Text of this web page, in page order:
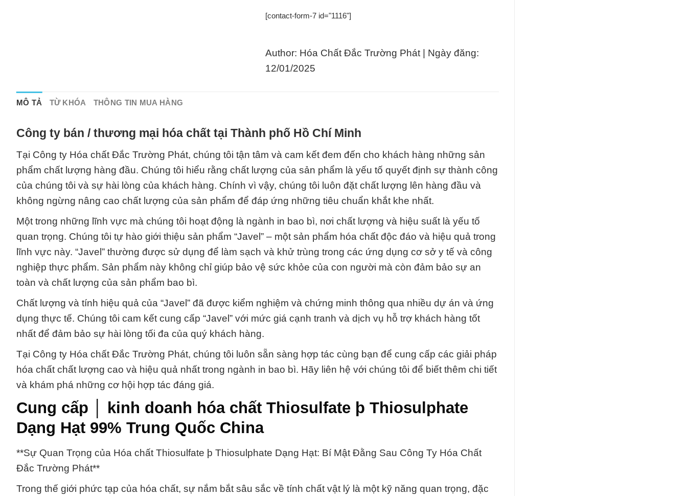
[contact-form-7 id="1116"]
Author: Hóa Chất Đắc Trường Phát | Ngày đăng:
12/01/2025
MÔ TẢ TỪ KHÓA THÔNG TIN MUA HÀNG
Công ty bán / thương mại hóa chất tại Thành phố Hồ Chí Minh
Tại Công ty Hóa chất Đắc Trường Phát, chúng tôi tận tâm và cam kết đem đến cho khách hàng những sản
phẩm chất lượng hàng đầu. Chúng tôi hiểu rằng chất lượng của sản phẩm là yếu tố quyết định sự thành công
của chúng tôi và sự hài lòng của khách hàng. Chính vì vậy, chúng tôi luôn đặt chất lượng lên hàng đầu và
không ngừng nâng cao chất lượng của sản phẩm để đáp ứng những tiêu chuẩn khắt khe nhất.
Một trong những lĩnh vực mà chúng tôi hoạt động là ngành in bao bì, nơi chất lượng và hiệu suất là yếu tố
quan trọng. Chúng tôi tự hào giới thiệu sản phẩm “Javel” – một sản phẩm hóa chất độc đáo và hiệu quả trong
lĩnh vực này. “Javel” thường được sử dụng để làm sạch và khử trùng trong các ứng dụng cơ sở y tế và công
nghiệp thực phẩm. Sản phẩm này không chỉ giúp bảo vệ sức khỏe của con người mà còn đảm bảo sự an
toàn và chất lượng của sản phẩm bao bì.
Chất lượng và tính hiệu quả của “Javel” đã được kiểm nghiệm và chứng minh thông qua nhiều dự án và ứng
dụng thực tế. Chúng tôi cam kết cung cấp “Javel” với mức giá cạnh tranh và dịch vụ hỗ trợ khách hàng tốt
nhất để đảm bảo sự hài lòng tối đa của quý khách hàng.
Tại Công ty Hóa chất Đắc Trường Phát, chúng tôi luôn sẵn sàng hợp tác cùng bạn để cung cấp các giải pháp
hóa chất chất lượng cao và hiệu quả nhất trong ngành in bao bì. Hãy liên hệ với chúng tôi để biết thêm chi tiết
và khám phá những cơ hội hợp tác đáng giá.
Cung cấp │ kinh doanh hóa chất Thiosulfate þ Thiosulphate
Dạng Hạt 99% Trung Quốc China
**Sự Quan Trọng của Hóa chất Thiosulfate þ Thiosulphate Dạng Hạt: Bí Mật Đằng Sau Công Ty Hóa Chất
Đắc Trường Phát**
Trong thế giới phức tạp của hóa chất, sự nắm bắt sâu sắc về tính chất vật lý là một kỹ năng quan trọng, đặc